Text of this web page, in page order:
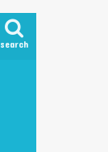
search